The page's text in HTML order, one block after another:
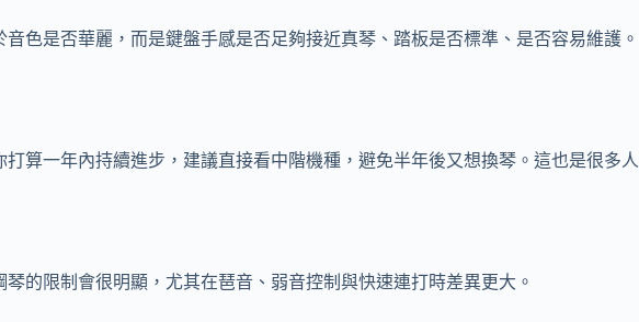
音色是否華麗，而是鍵盤手感是否足夠接近真琴、踏板是否標準、是否容易維護。
算一年內持續進步，建議直接看中階機種，避免半年後又想換琴。這也是很多人
的限制會很明顯，尤其在琶音、弱音控制與快速連打時差異更大。